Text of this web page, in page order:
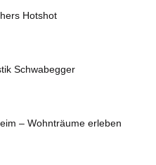
Hotshot
Schwabegger
– Wohnträume erleben